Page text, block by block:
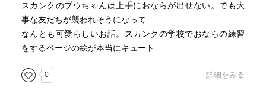
スカンクのプウちゃんは上手におならが出せない。でも大
事な友だちが襲われそうになって…
なんとも可愛らしいお話。スカンクの学校でおならの練習
をするページの絵が本当にキュート
0 詳細をみる